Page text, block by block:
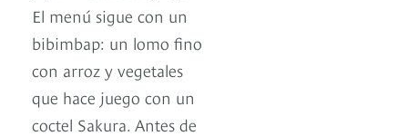
El menú sigue con un
bibimbap: un lomo fino
con arroz y vegetales
que hace juego con un
coctel Sakura. Antes de